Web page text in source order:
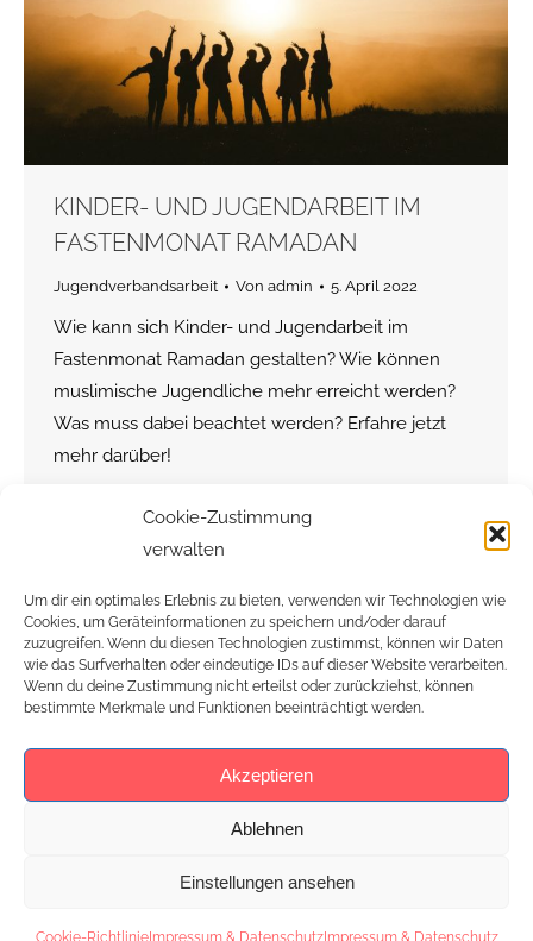
Cookie-Zustimmung
verwalten
Um dir ein optimales Erlebnis zu bieten, verwenden wir Technologien wie
Cookies, um Geräteinformationen zu speichern und/oder darauf
zuzugreifen. Wenn du diesen Technologien zustimmst, können wir Daten
wie das Surfverhalten oder eindeutige IDs auf dieser Website verarbeiten.
Wenn du deine Zustimmung nicht erteilst oder zurückziehst, können
bestimmte Merkmale und Funktionen beeinträchtigt werden.
Akzeptieren
Ablehnen
Einstellungen ansehen
Cookie-RichtlinieImpressum & DatenschutzImpressum & Datenschutz
KINDER- UND JUGENDARBEIT IM
FASTENMONAT RAMADAN
Jugendverbandsarbeit Von admin 5. April 2022
Wie kann sich Kinder- und Jugendarbeit im
Fastenmonat Ramadan gestalten? Wie können
muslimische Jugendliche mehr erreicht werden?
Was muss dabei beachtet werden? Erfahre jetzt
mehr darüber!